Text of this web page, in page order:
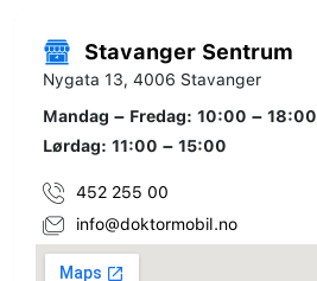
Stavanger Sentrum
Nygata 13, 4006 Stavanger
Mandag – Fredag: 10:00 – 18:00
Lørdag: 11:00 – 15:00
452 255 00
info@doktormobil.no